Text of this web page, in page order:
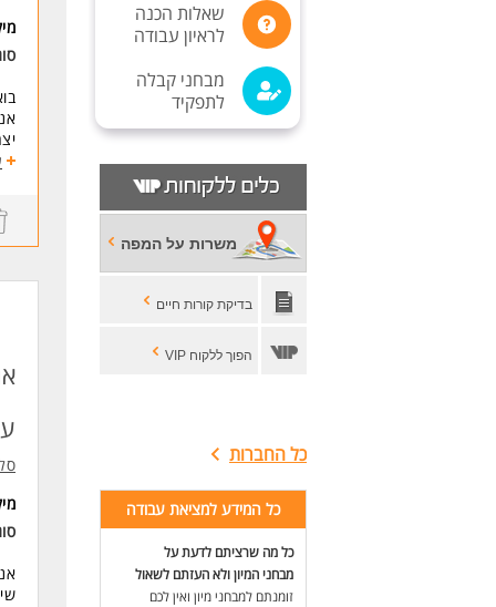
שאלות הכנה
לראיון עבודה
מבחני קבלה
לתפקיד
משרות על המפה
בדיקת קורות חיים
הפוך ללקוח VIP
כל החברות
כל המידע למציאת עבודה
כל מה שרציתם לדעת על
מבחני המיון ולא העזתם לשאול
זומנתם למבחני מיון ואין לכם
עד